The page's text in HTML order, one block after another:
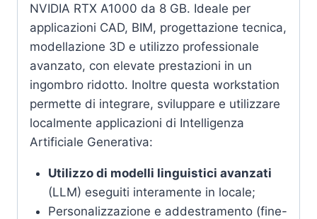
NVIDIA RTX A1000 da 8 GB. Ideale per
applicazioni CAD, BIM, progettazione tecnica,
modellazione 3D e utilizzo professionale
avanzato, con elevate prestazioni in un
ingombro ridotto. Inoltre questa workstation
permette di integrare, sviluppare e utilizzare
localmente applicazioni di Intelligenza
Artificiale Generativa:
Utilizzo di modelli linguistici avanzati
(LLM) eseguiti interamente in locale;
Personalizzazione e addestramento (fine-